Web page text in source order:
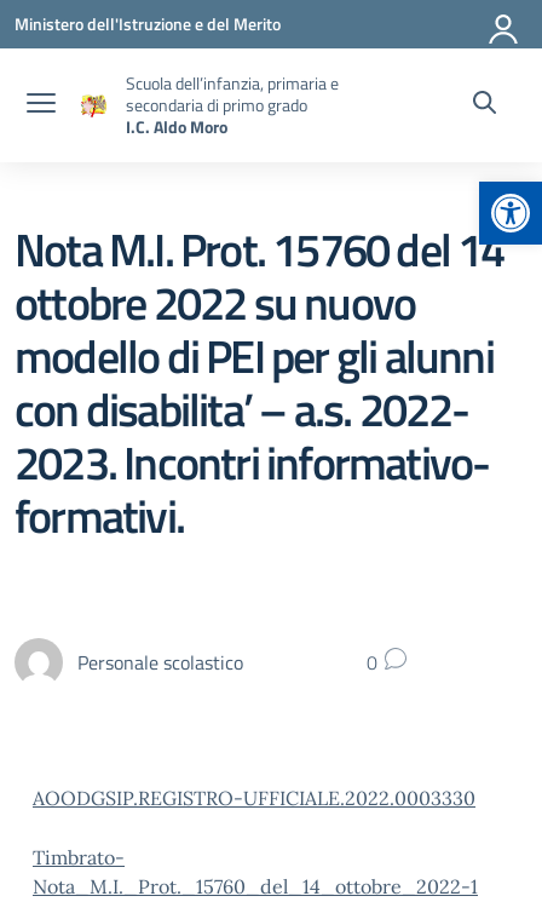
Vai ai contenuti
Vai al menu di navigazione
Vai al footer
Ministero dell'Istruzione e del Merito
Scuola dell’infanzia, primaria e
secondaria di primo grado
I.C. Aldo Moro
Nota M.I. Prot. 15760 del 14
ottobre 2022 su nuovo
modello di PEI per gli alunni
con disabilita’ – a.s. 2022-
2023. Incontri informativo-
formativi.
Personale scolastico 0
AOODGSIP.REGISTRO-UFFICIALE.2022.0003330
Timbrato-
Nota_M.I._Prot._15760_del_14_ottobre_2022-1